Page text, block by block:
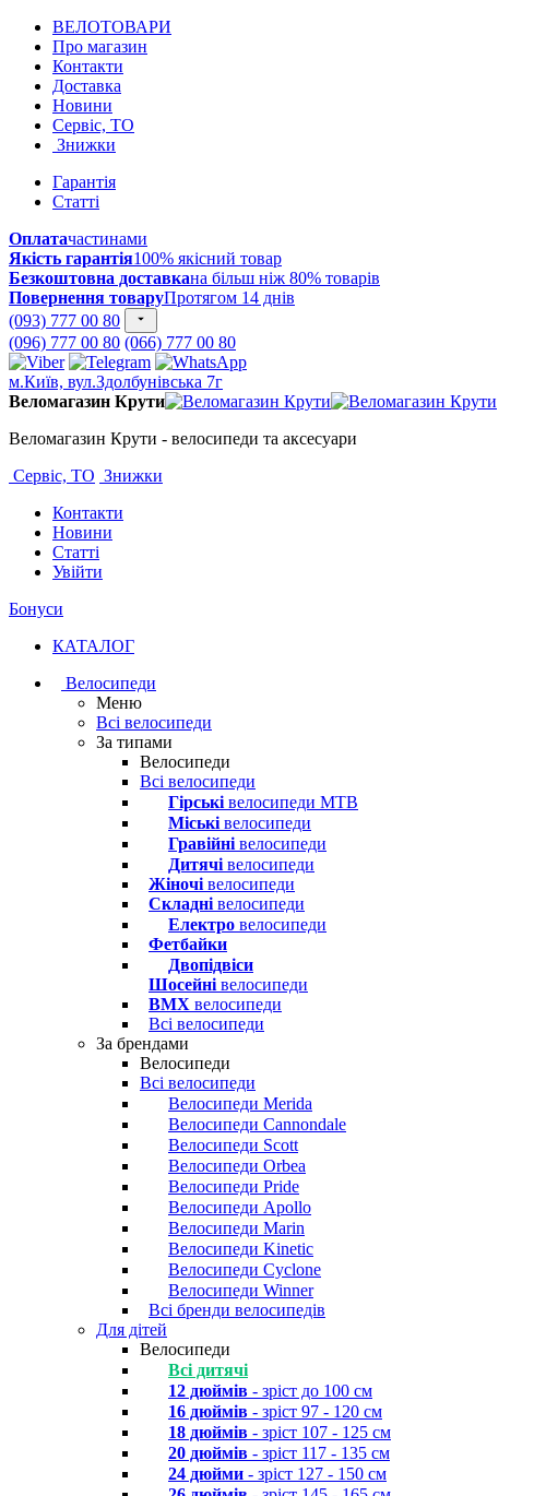
ВЕЛОТОВАРИ
Про магазин
Контакти
Доставка
Новини
Сервіс, ТО
Знижки
Гарантія
Статті
Оплатачастинами
Якість гарантія100% якісний товар
Безкоштовна доставкана більш ніж 80% товарів
Повернення товаруПротягом 14 днів
(093) 777 00 80
(096) 777 00 80 (066) 777 00 80
м.Київ, вул.Здолбунівська 7г
Веломагазин Крути
Веломагазин Крути - велосипеди та аксесуари
Сервіс, ТО Знижки
Контакти
Новини
Статті
Увійти
Бонуси
КАТАЛОГ
Велосипеди
Меню
Всі велосипеди
За типами
Велосипеди
Всі велосипеди
Гірські велосипеди MTB
Міські велосипеди
Гравійні велосипеди
Дитячі велосипеди
Жіночі велосипеди
Складні велосипеди
Електро велосипеди
Фетбайки
Двопідвіси
Шосейні велосипеди
BMX велосипеди
Всі велосипеди
За брендами
Велосипеди
Всі велосипеди
Велосипеди Merida
Велосипеди Cannondale
Велосипеди Scott
Велосипеди Orbea
Велосипеди Pride
Велосипеди Apollo
Велосипеди Marin
Велосипеди Kinetic
Велосипеди Cyclone
Велосипеди Winner
Всі бренди велосипедів
Для дітей
Велосипеди
Всі дитячі
12 дюймів - зріст до 100 см
16 дюймів - зріст 97 - 120 см
18 дюймів - зріст 107 - 125 см
20 дюймів - зріст 117 - 135 см
24 дюйми - зріст 127 - 150 см